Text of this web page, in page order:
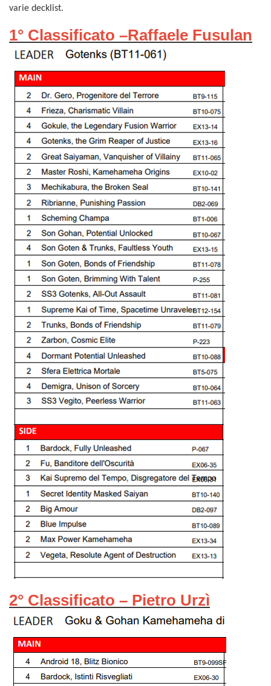
varie decklist.
1° Classificato –Raffaele Fusulan
2° Classificato – Pietro Urzì